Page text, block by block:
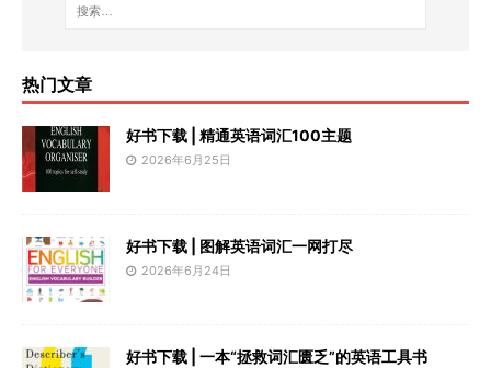
热门文章
好书下载 | 精通英语词汇100主题
2026年6月25日
好书下载 | 图解英语词汇一网打尽
2026年6月24日
好书下载 | 一本“拯救词汇匮乏”的英语工具书